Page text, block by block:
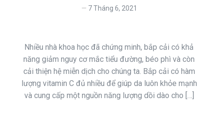
7 Tháng 6, 2021
Nhiều nhà khoa học đã chứng minh, bắp cải có khả
năng giảm nguy cơ mắc tiểu đường, béo phì và còn
cải thiện hệ miễn dịch cho chúng ta. Bắp cải có hàm
lượng vitamin C đủ nhiều để giúp da luôn khỏe mạnh
và cung cấp một nguồn năng lượng dồi dào cho […]